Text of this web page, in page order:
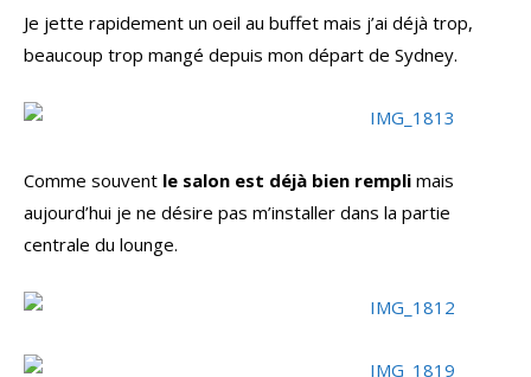
Je jette rapidement un oeil au buffet mais j’ai déjà trop,
beaucoup trop mangé depuis mon départ de Sydney.
Comme souvent le salon est déjà bien rempli mais
aujourd’hui je ne désire pas m’installer dans la partie
centrale du lounge.